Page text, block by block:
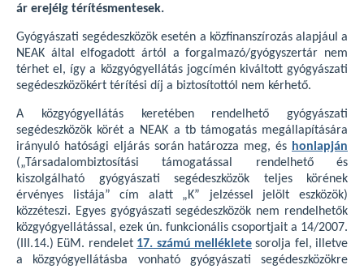
ár erejéig térítésmentesek.
Gyógyászati segédeszközök esetén a közfinanszírozás alapjául a
NEAK által elfogadott ártól a forgalmazó/gyógyszertár nem
térhet el, így a közgyógyellátás jogcímén kiváltott gyógyászati
segédeszközökért térítési díj a biztosítottól nem kérhető.
A közgyógyellátás keretében rendelhető gyógyászati
segédeszközök körét a NEAK a tb támogatás megállapítására
irányuló hatósági eljárás során határozza meg, és honlapján
(„Társadalombiztosítási támogatással rendelhető és
kiszolgálható gyógyászati segédeszközök teljes körének
érvényes listája” cím alatt „K” jelzéssel jelölt eszközök)
közzéteszi. Egyes gyógyászati segédeszközök nem rendelhetők
közgyógyellátással, ezek ún. funkcionális csoportjait a 14/2007.
(III.14.) EüM. rendelet 17. számú mellékletesorolja fel, illetve
a közgyógyellátásba vonható gyógyászati segédeszközökre